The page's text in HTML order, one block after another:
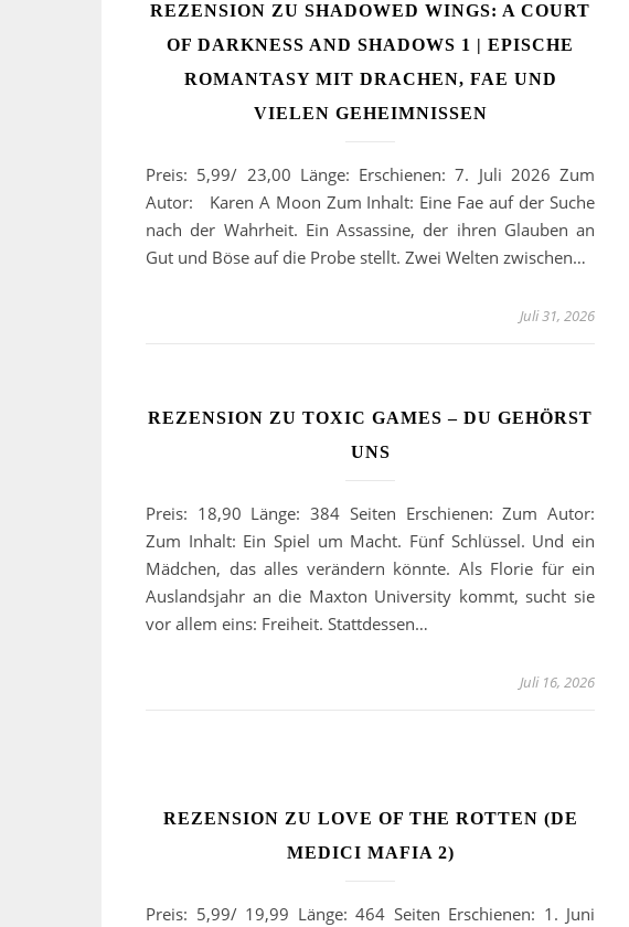
REZENSION ZU SHADOWED WINGS: A COURT
OF DARKNESS AND SHADOWS 1 | EPISCHE
ROMANTASY MIT DRACHEN, FAE UND
VIELEN GEHEIMNISSEN
Preis: 5,99/ 23,00 Länge: Erschienen: 7. Juli 2026 Zum
Autor: Karen A Moon Zum Inhalt: Eine Fae auf der Suche
nach der Wahrheit. Ein Assassine, der ihren Glauben an
Gut und Böse auf die Probe stellt. Zwei Welten zwischen…
Juli 31, 2026
REZENSION ZU TOXIC GAMES – DU GEHÖRST
UNS
Preis: 18,90 Länge: 384 Seiten Erschienen: Zum Autor:
Zum Inhalt: Ein Spiel um Macht. Fünf Schlüssel. Und ein
Mädchen, das alles verändern könnte. Als Florie für ein
Auslandsjahr an die Maxton University kommt, sucht sie
vor allem eins: Freiheit. Stattdessen…
Juli 16, 2026
REZENSION ZU LOVE OF THE ROTTEN (DE
MEDICI MAFIA 2)
Preis: 5,99/ 19,99 Länge: 464 Seiten Erschienen: 1. Juni